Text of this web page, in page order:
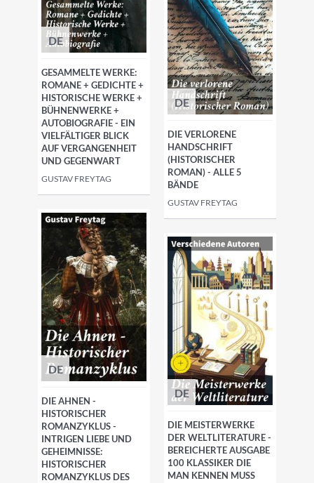
DE
GESAMMELTE WERKE:
ROMANE + GEDICHTE +
HISTORISCHE WERKE +
BÜHNENWERKE +
AUTOBIOGRAFIE - EIN
VIELFÄLTIGER BLICK
AUF VERGANGENHEIT
UND GEGENWART
GUSTAV FREYTAG
DE
DIE VERLORENE
HANDSCHRIFT
(HISTORISCHER
ROMAN) - ALLE 5
BÄNDE
GUSTAV FREYTAG
DE
DIE AHNEN -
HISTORISCHER
ROMANZYKLUS -
INTRIGEN LIEBE UND
GEHEIMNISSE:
HISTORISCHER
ROMANZYKLUS DES
DE
DIE MEISTERWERKE
DER WELTLITERATURE -
BEREICHERTE AUSGABE
100 KLASSIKER DIE
MAN KENNEN MUSS